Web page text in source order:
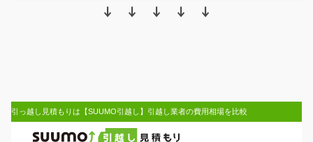
↓ ↓ ↓ ↓ ↓